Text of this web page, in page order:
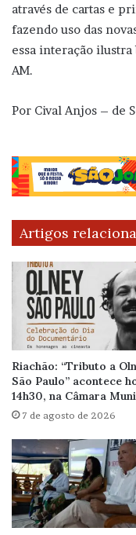
através de cartas e
fazendo uso das
essa interação
AM.
Por Cival Anjos – de
Artigos
Riachão: “Tributo a
São Paulo” acontece
14h30, na Câmara
7 de agosto de 2026